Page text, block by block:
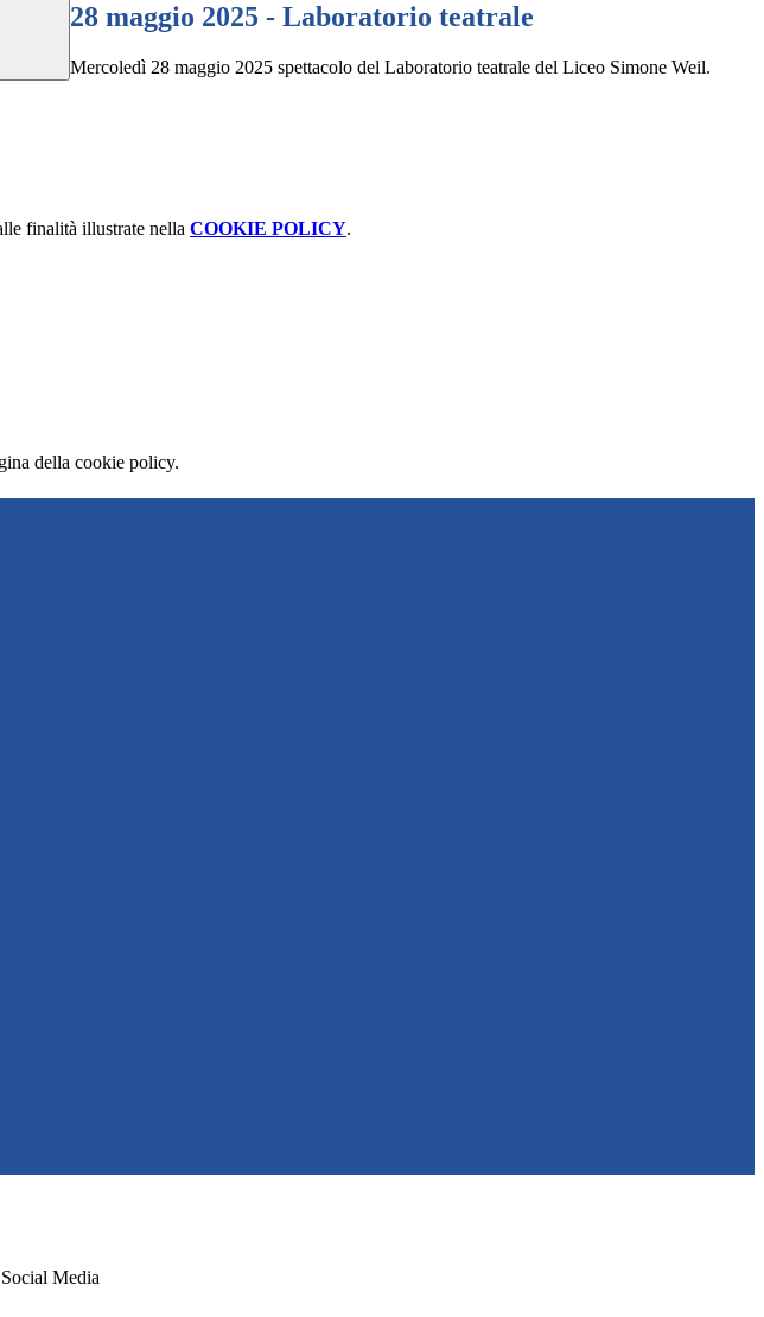
28 maggio 2025 - Laboratorio teatrale
Mercoledì 28 maggio 2025 spettacolo del Laboratorio teatrale del Liceo Simone Weil.
finalità illustrate nella COOKIE POLICY.
della cookie policy.
Media